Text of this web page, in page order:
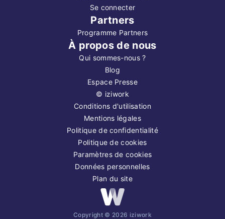
Se connecter
Partners
Programme Partners
À propos de nous
Qui sommes-nous ?
Blog
Espace Presse
© iziwork
Conditions d'utilisation
Mentions légales
Politique de confidentialité
Politique de cookies
Paramètres de cookies
Données personnelles
Plan du site
Copyright © 2026 iziwork